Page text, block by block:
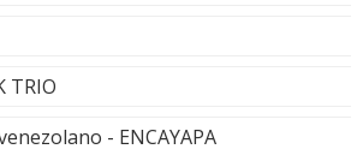
TRIO
- ENCAYAPA